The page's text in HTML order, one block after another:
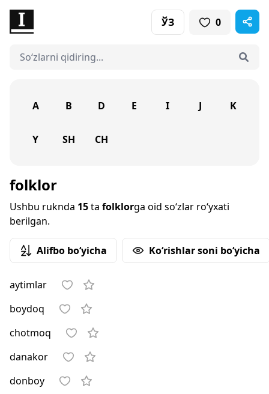
ЎЗ 0
A B D E I J K
Y SH CH
folklor
Ushbu ruknda 15ta folklorga oid so‘zlar ro‘yxati
berilgan.
Alifbo bo‘yicha Ko‘rishlar soni bo‘yicha
aytimlar
boydoq
chotmoq
danakor
donboy